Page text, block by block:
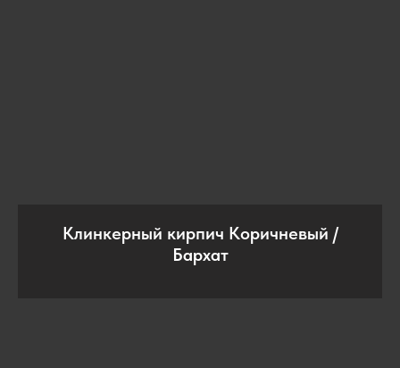
Клинкерный кирпич Коричневый /
Бархат